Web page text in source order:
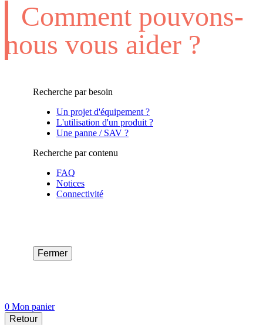
Comment pouvons-
nous vous aider ?
Recherche par besoin
Un projet d'équipement ?
L'utilisation d'un produit ?
Une panne / SAV ?
Recherche par contenu
FAQ
Notices
Connectivité
Fermer
0 Mon panier
Retour